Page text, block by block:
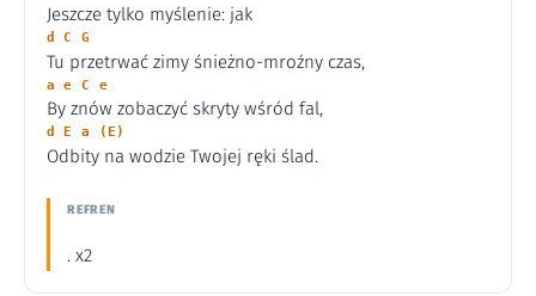
Jeszcze tylko myślenie: jak
d C G
Tu przetrwać zimy śnieżno-mroźny czas,
a e C e
By znów zobaczyć skryty wśród fal,
d E a (E)
Odbity na wodzie Twojej ręki ślad.
REFREN
. x2